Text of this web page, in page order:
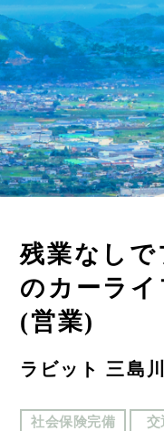
残業なし
のカーラ
(営業)
ラビット 三島
社会保険完備 交